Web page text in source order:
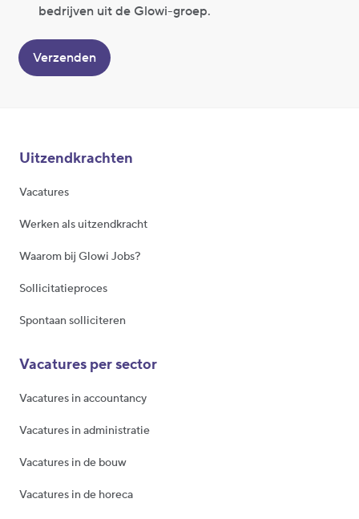
bedrijven uit de Glowi-groep.
Verzenden
Uitzendkrachten
Vacatures
Werken als uitzendkracht
Waarom bij Glowi Jobs?
Sollicitatieproces
Spontaan solliciteren
Vacatures per sector
Vacatures in accountancy
Vacatures in administratie
Vacatures in de bouw
Vacatures in de horeca